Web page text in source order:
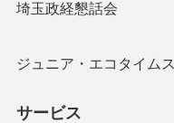
埼玉政経懇話会
ジュニア・エコタイムス
サービス